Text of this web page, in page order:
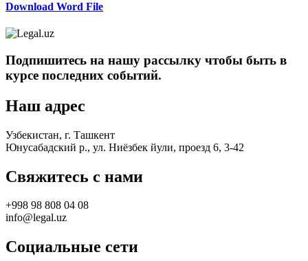
Download Word File
Подпишитесь на нашу рассылку чтобы быть в
курсе последних событий.
Наш адрес
Узбекистан, г. Ташкент
Юнусабадский р., ул. Ниёзбек йули, проезд 6, 3-42
Свяжитесь с нами
+998 98 808 04 08
info@legal.uz
Социальные сети